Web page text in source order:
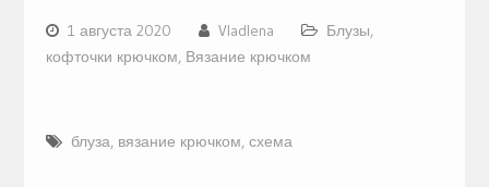
1 августа 2020 Vladlena
Блузы,
кофточки крючком, Вязание крючком
блуза, вязание крючком, схема